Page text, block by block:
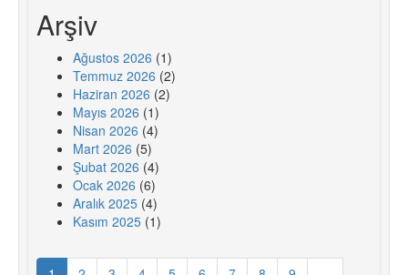
Arşiv
Ağustos 2026 (1)
Temmuz 2026 (2)
Haziran 2026 (2)
Mayıs 2026 (1)
Nisan 2026 (4)
Mart 2026 (5)
Şubat 2026 (4)
Ocak 2026 (6)
Aralık 2025 (4)
Kasım 2025 (1)